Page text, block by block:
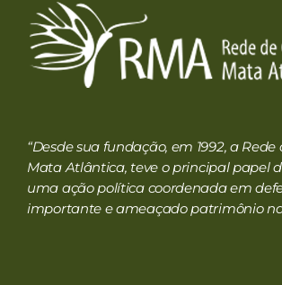
“Desde sua fundação, em 1992, a Rede
Mata Atlântica, teve o principal papel
uma ação política coordenada em
importante e ameaçado patrimônio